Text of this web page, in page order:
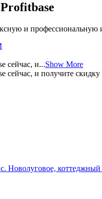
и профессиональную
сейчас, и...Show More
сейчас, и получите
Новолуговое,